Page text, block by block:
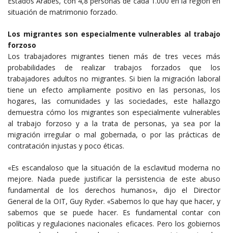
situación de matrimonio forzado.
Los migrantes son especialmente vulnerables al trabajo
forzoso
Los trabajadores migrantes tienen más de tres veces más
probabilidades de realizar trabajos forzados que los
trabajadores adultos no migrantes. Si bien la migración laboral
tiene un efecto ampliamente positivo en las personas, los
hogares, las comunidades y las sociedades, este hallazgo
demuestra cómo los migrantes son especialmente vulnerables
al trabajo forzoso y a la trata de personas, ya sea por la
migración irregular o mal gobernada, o por las prácticas de
contratación injustas y poco éticas.
«Es escandaloso que la situación de la esclavitud moderna no
mejore. Nada puede justificar la persistencia de este abuso
fundamental de los derechos humanos», dijo el Director
General de la OIT, Guy Ryder. «Sabemos lo que hay que hacer, y
sabemos que se puede hacer. Es fundamental contar con
políticas y regulaciones nacionales eficaces. Pero los gobiernos